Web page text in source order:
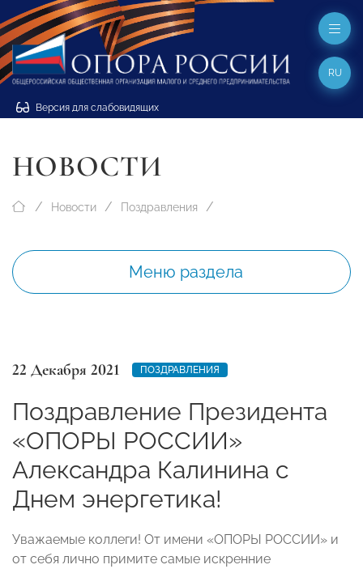
Версия для слабовидящих
RU
НОВОСТИ
Новости Поздравления
Меню раздела
22 Декабря 2021 ПОЗДРАВЛЕНИЯ
Поздравление Президента
«ОПОРЫ РОССИИ»
Александра Калинина с
Днем энергетика!
Уважаемые коллеги! От имени «ОПОРЫ РОССИИ» и
от себя лично примите самые искренние